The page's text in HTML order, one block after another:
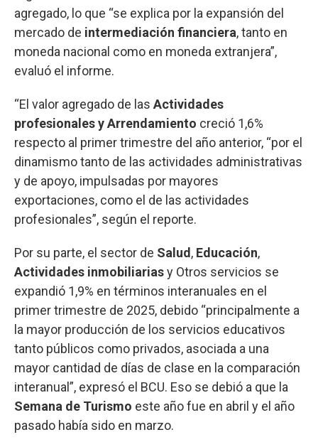
agregado, lo que “se explica por la expansión del
mercado de intermediación financiera, tanto en
moneda nacional como en moneda extranjera”,
evaluó el informe.
“El valor agregado de las Actividades
profesionales y Arrendamiento creció 1,6%
respecto al primer trimestre del año anterior, “por el
dinamismo tanto de las actividades administrativas
y de apoyo, impulsadas por mayores
exportaciones, como el de las actividades
profesionales”, según el reporte.
Por su parte, el sector de Salud , Educación,
Actividades inmobiliariasy Otros servicios se
expandió 1,9% en términos interanuales en el
primer trimestre de 2025, debido “principalmente a
la mayor producción de los servicios educativos
tanto públicos como privados, asociada a una
mayor cantidad de días de clase en la comparación
interanual”, expresó el BCU. Eso se debió a que la
Semana de Turismo este año fue en abril y el año
pasado había sido en marzo.